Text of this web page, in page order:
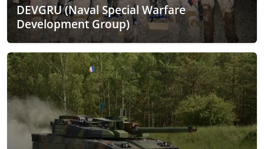
DEVGRU (Naval Special Warfare
Development Group)